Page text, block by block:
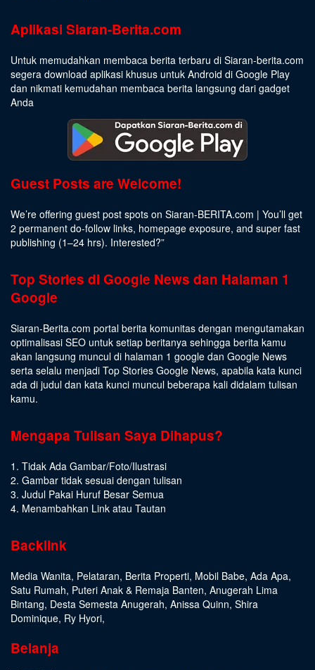
Aplikasi Siaran-Berita.com
Untuk memudahkan membaca berita terbaru di Siaran-berita.com
segera download aplikasi khusus untuk Android di Google Play
dan nikmati kemudahan membaca berita langsung dari gadget
Anda
Guest Posts are Welcome!
We’re offering guest post spots on Siaran-BERITA.com | You’ll get
2 permanent do-follow links, homepage exposure, and super fast
publishing (1–24 hrs). Interested?”
Top Stories di Google News dan Halaman 1
Google
Siaran-Berita.com portal berita komunitas dengan mengutamakan
optimalisasi SEO untuk setiap beritanya sehingga berita kamu
akan langsung muncul di halaman 1 google dan Google News
serta selalu menjadi Top Stories Google News, apabila kata kunci
ada di judul dan kata kunci muncul beberapa kali didalam tulisan
kamu.
Mengapa Tulisan Saya Dihapus?
1. Tidak Ada Gambar/Foto/Ilustrasi
2. Gambar tidak sesuai dengan tulisan
3. Judul Pakai Huruf Besar Semua
4. Menambahkan Link atau Tautan
Backlink
Media Wanita, Pelataran, Berita Properti, Mobil Babe, Ada Apa,
Satu Rumah, Puteri Anak & Remaja Banten, Anugerah Lima
Bintang, Desta Semesta Anugerah, Anissa Quinn, Shira
Dominique, Ry Hyori,
Belanja